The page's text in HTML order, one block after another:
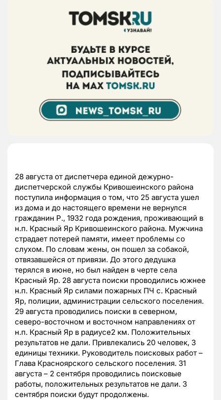
28 августа от диспетчера единой дежурно-
диспетчерской службы Кривошеинского района
поступила информация о том, что 25 августа ушел
из дома и до настоящего времени не вернулся
гражданин Р., 1932 года рождения, проживающий в
н.п. Красный Яр Кривошеинского района. Мужчина
страдает потерей памяти, имеет проблемы со
слухом. По словам жены, он пошел за собакой,
отвязавшейся от привязи. До этого дедушка
терялся в июне, но был найден в черте села
Красный Яр. 28 августа поиски проводились южнее
н.п. Красный Яр силами пожарных ПЧ с. Красный
Яр, полиции, администрации сельского поселения.
29 августа проводились поиски в северном,
северо-восточном и восточном направлениях от
н.п. Красный Яр в радиусе2 км. Положительных
результатов не дали. Привлекались 20 человек, 3
единицы техники. Руководитель поисковых работ –
Глава Красноярского сельского поселения. 31
августа – 2 сентября проводились поисковые
работы, положительных результатов не дали. 3
сентября поиски будут продолжены.